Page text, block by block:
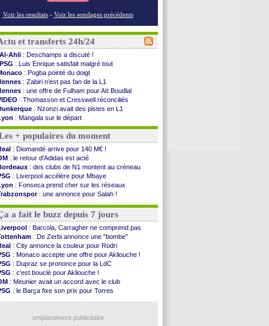
Voir les resultats - Voir les sondages précédents
et transferts 24h/24
Al-Ahli : Deschamps a discuté !
PSG : Luis Enrique satisfait malgré tout
: Pogba pointé du doigt
: Zabiri n'est pas fan de la L1
: une offre de Fulham pour Aït Boudlal
: Thomasson et Cresswell réconciliés
: Nzonzi avait des pistes en L1
: Mangala sur le départ
: Arsenal s'incline face au Real Betis
: lourde défaite pour le PSG
City: Maresca flou pour Reijnders
: Fenerbahçe prend une belle option
Diriyah: Mbemba arrive libre (officiel)
: le plan d'Alvarez à son retour
: premier succès pour Brest
: le joli but de Greenwood avec le Fener !
2030: une promesse d'Infantino au Maroc ...
: la compo pour le premier match amical
: Jaissle est le nouveau coach (off.)
: une nouvelle offre pour Vinicius
: l'OM domine Al-Shahaniya
: Cabral a prolongé (officiel)
: Molina va signer à la Roma
: Diomandé arrive pour 140 M€ !
Voir les brèves précédentes
+ populaires du moment
: Diomandé arrive pour 140 M€ !
: le retour d'Adidas est acté
: des clubs de N1 montent au créneau
: Liverpool accélère pour Mbaye
: Fonseca prend cher sur les réseaux
: une annonce pour Salah !
: 3 joueurs écartés du groupe pro
a fait le buzz depuis 7 jours
: Barcola, Carragher ne comprend pas
: De Zerbi annonce une "bombe"
: City annonce la couleur pour Rodri
: Monaco accepte une offre pour Akliouche !
: Dupraz se prononce pour la LdC
: c'est bouclé pour Akliouche !
: Meunier avait un accord avec le club
: le Barça fixe son prix pour Torres
emplacement publicitaire